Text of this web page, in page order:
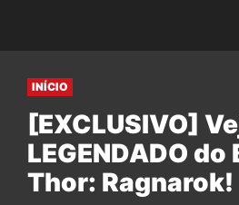
INÍCIO
[EXCLUSIVO]
LEGENDADO
Thor: Ragnarok!